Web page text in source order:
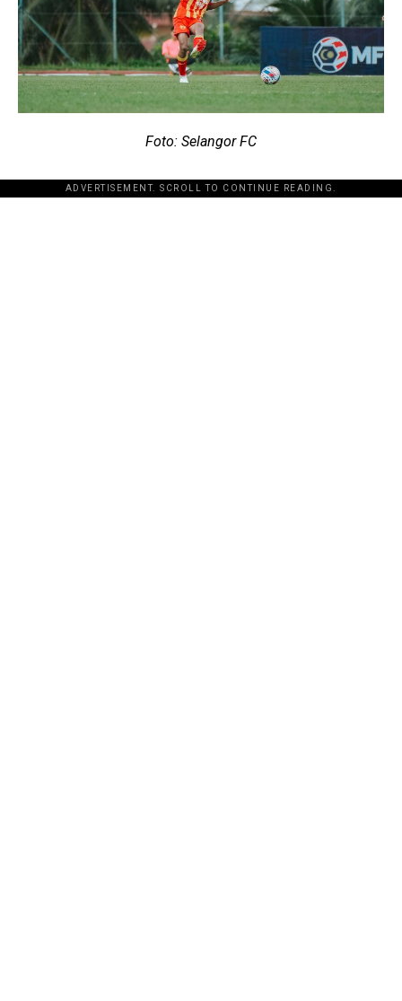
Foto: Selangor FC
ADVERTISEMENT. SCROLL TO CONTINUE READING.